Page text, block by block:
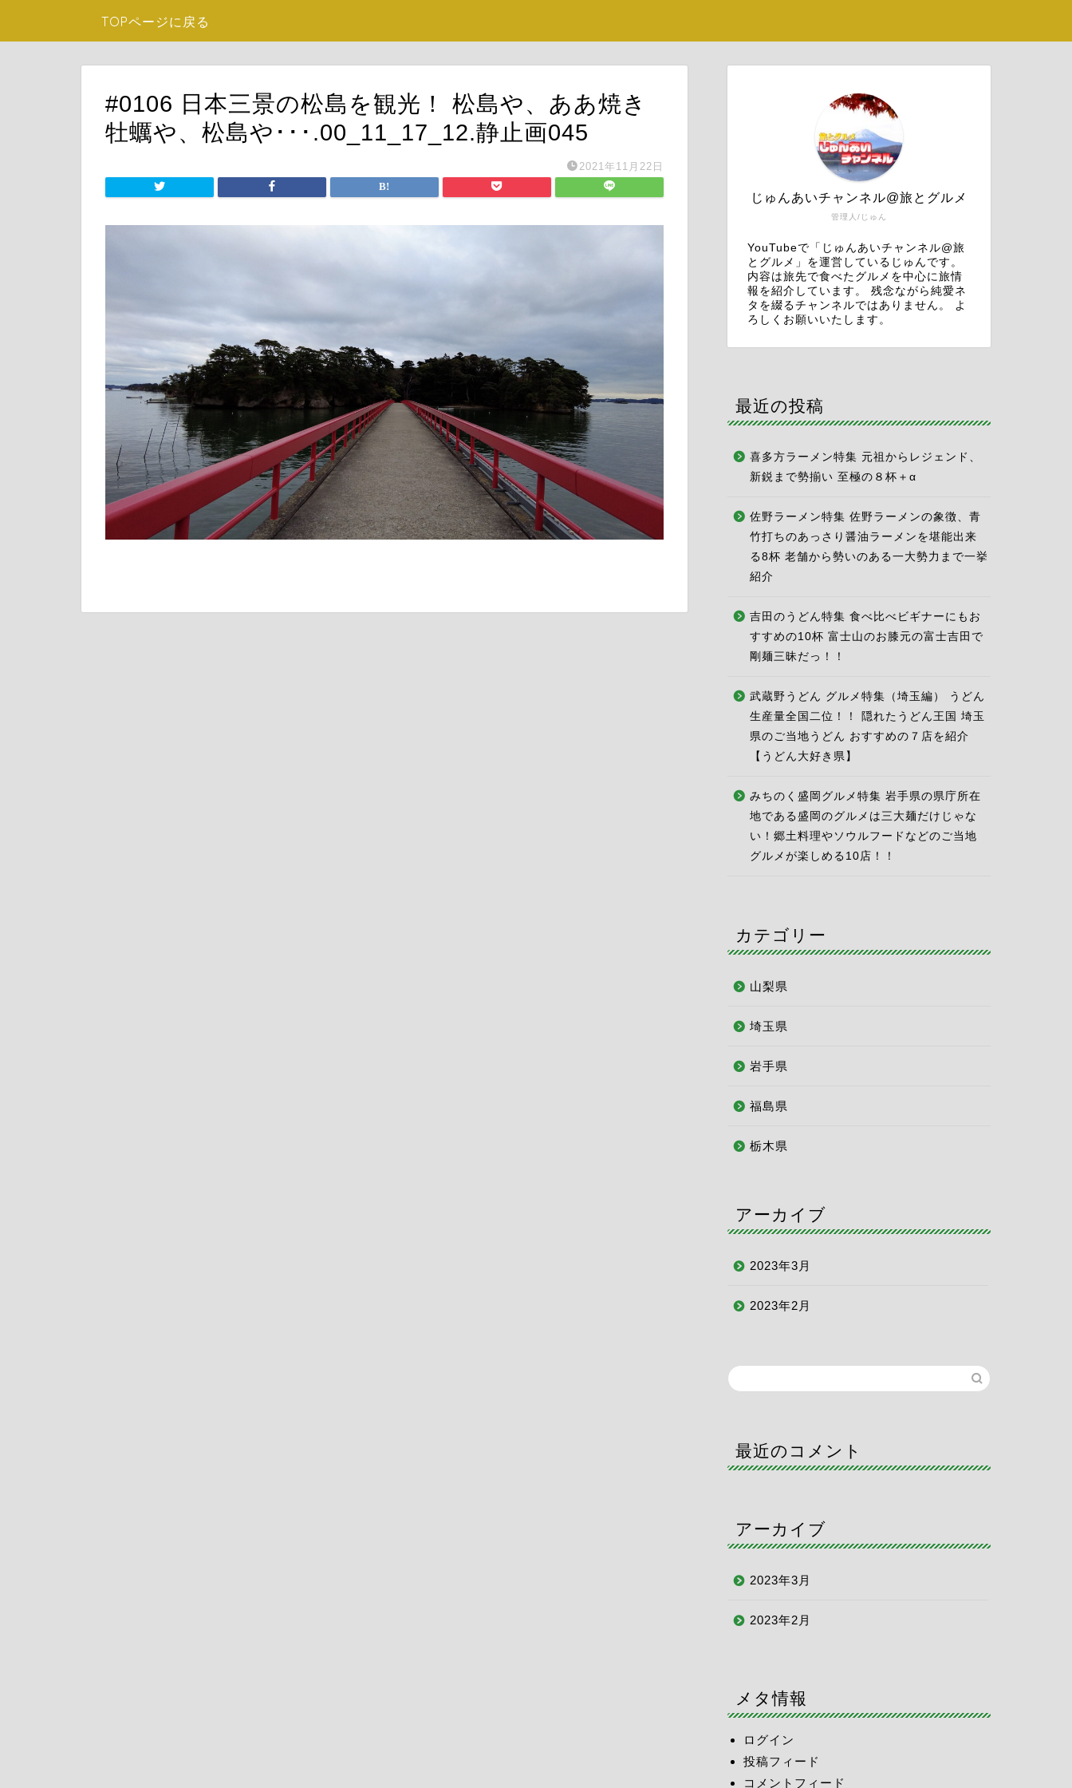
TOPページに戻る
#0106 日本三景の松島を観光！ 松島や、ああ焼き
牡蠣や、松島や･･･.00_11_17_12.静止画045
2021年11月22日
管理人/じゅん
じゅんあいチャンネル@旅とグルメ
YouTubeで「じゅんあいチャンネル@旅
とグルメ」を運営しているじゅんです。
内容は旅先で食べたグルメを中心に旅情
報を紹介しています。 残念ながら純愛ネ
タを綴るチャンネルではありません。 よ
ろしくお願いいたします。
最近の投稿
喜多方ラーメン特集 元祖からレジェンド、
新鋭まで勢揃い 至極の８杯＋α
佐野ラーメン特集 佐野ラーメンの象徴、青
竹打ちのあっさり醤油ラーメンを堪能出来
る8杯 老舗から勢いのある一大勢力まで一挙
紹介
吉田のうどん特集 食べ比べビギナーにもお
すすめの10杯 富士山のお膝元の富士吉田で
剛麺三昧だっ！！
武蔵野うどん グルメ特集（埼玉編） うどん
生産量全国二位！！ 隠れたうどん王国 埼玉
県のご当地うどん おすすめの７店を紹介
【うどん大好き県】
みちのく盛岡グルメ特集 岩手県の県庁所在
地である盛岡のグルメは三大麺だけじゃな
い！郷土料理やソウルフードなどのご当地
グルメが楽しめる10店！！
カテゴリー
山梨県
埼玉県
岩手県
福島県
栃木県
アーカイブ
2023年3月
2023年2月
最近のコメント
アーカイブ
2023年3月
2023年2月
メタ情報
ログイン
投稿フィード
コメントフィード